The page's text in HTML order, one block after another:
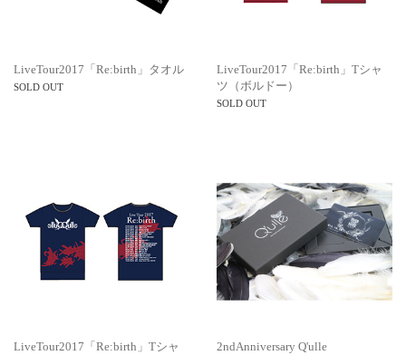
LiveTour2017「Re:birth」タオル
SOLD OUT
LiveTour2017「Re:birth」Tシャ
ツ（ボルドー）
SOLD OUT
LiveTour2017「Re:birth」Tシャ
2ndAnniversary Q'ulle